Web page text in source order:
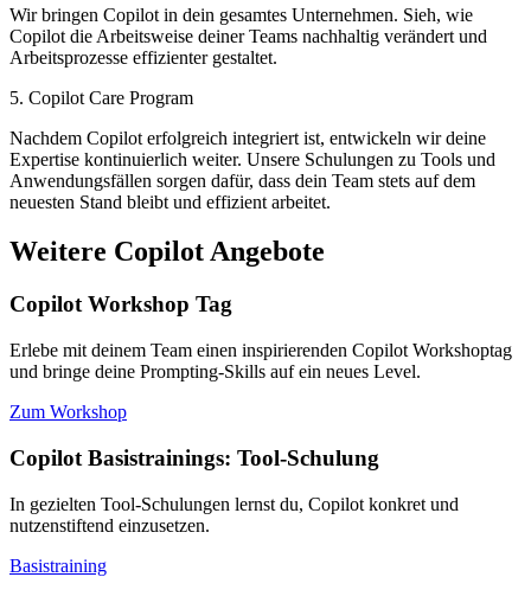
Wir bringen Copilot in dein gesamtes Unternehmen. Sieh, wie
Copilot die Arbeitsweise deiner Teams nachhaltig verändert und
Arbeitsprozesse effizienter gestaltet.
5. Copilot Care Program
Nachdem Copilot erfolgreich integriert ist, entwickeln wir deine
Expertise kontinuierlich weiter. Unsere Schulungen zu Tools und
Anwendungsfällen sorgen dafür, dass dein Team stets auf dem
neuesten Stand bleibt und effizient arbeitet.
Weitere Copilot Angebote
Copilot Workshop Tag
Erlebe mit deinem Team einen inspirierenden Copilot Workshoptag
und bringe deine Prompting-Skills auf ein neues Level.
Zum Workshop
Copilot Basistrainings: Tool-Schulung
In gezielten Tool-Schulungen lernst du, Copilot konkret und
nutzenstiftend einzusetzen.
Basistraining